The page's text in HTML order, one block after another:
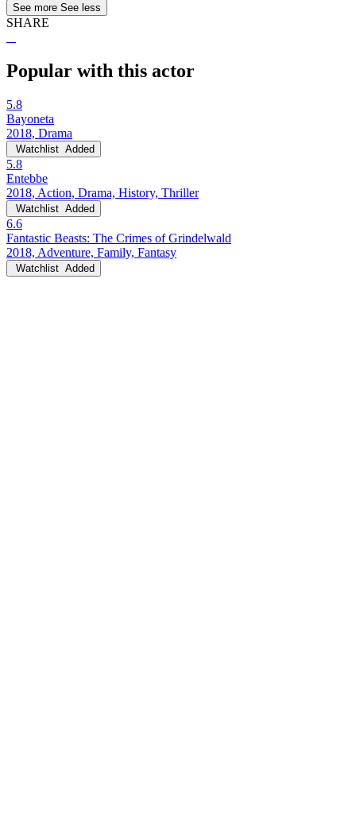
See more See less
SHARE
Popular with this actor
5.8
Bayoneta
2018, Drama
Watchlist Added
5.8
Entebbe
2018, Action, Drama, History, Thriller
Watchlist Added
6.6
Fantastic Beasts: The Crimes of Grindelwald
2018, Adventure, Family, Fantasy
Watchlist Added